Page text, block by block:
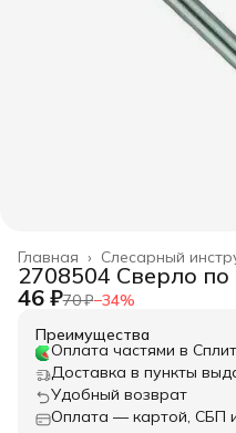
Слесарный
Главная ›
2708504 Сверло
46 ₽70 ₽−34%
Преимущества
Оплата частями в Сплит
Доставка в пункты
Удобный возврат
Оплата — картой, СБП